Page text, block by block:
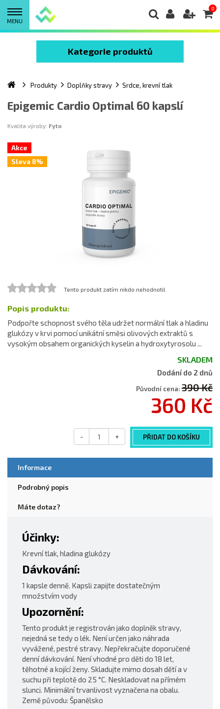
MENU
0
Kategorie produktů
Produkty Doplňky stravy Srdce, krevní tlak
Epigemic Cardio Optimal 60 kapslí
Kvalita výroby: Fyto
Akce
Sleva 8%
Tento produkt zatím nikdo nehodnotil
Popis produktu:
Podpořte schopnost svého těla udržet normální tlak a hladinu
glukózy v krvi pomocí unikátní směsi olivových extraktů s
vysokým obsahem organických kyselin a hydroxytyrosolu ...
SKLADEM
Dodání do 2 dnů
Původní cena: 390 Kč
360 Kč
PŘIDAT DO KOŠÍKU
- +
Informace
Podrobný popis
Máte dotaz?
Účinky:
Krevní tlak, hladina glukózy
Dávkování:
1 kapsle denně. Kapsli zapijte dostatečným
množstvím vody
Upozornění:
Tento produkt je registrován jako doplněk stravy,
nejedná se tedy o lék. Není určen jako náhrada
vyvážené, pestré stravy. Nepřekračujte doporučené
denní dávkování. Není vhodné pro děti do 18 let,
těhotné a kojící ženy. Skladujte mimo dosah dětí a v
suchu při teplotě do 25 °C. Neskladovat na přímém
slunci. Minimální trvanlivost vyznačena na obalu.
Země původu: Španělsko